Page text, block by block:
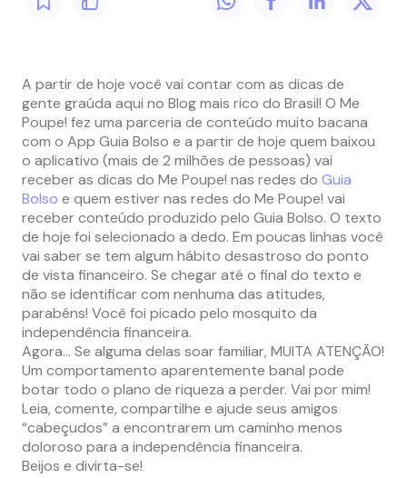
A partir de hoje você vai contar com as dicas de
gente graúda aqui no Blog mais rico do Brasil! O Me
Poupe! fez uma parceria de conteúdo muito bacana
com o App Guia Bolso e a partir de hoje quem baixou
o aplicativo (mais de 2 milhões de pessoas) vai
receber as dicas do Me Poupe! nas redes do Guia
Bolso e quem estiver nas redes do Me Poupe! vai
receber conteúdo produzido pelo Guia Bolso. O texto
de hoje foi selecionado a dedo. Em poucas linhas você
vai saber se tem algum hábito desastroso do ponto
de vista financeiro. Se chegar até o final do texto e
não se identificar com nenhuma das atitudes,
parabéns! Você foi picado pelo mosquito da
independência financeira.
Agora… Se alguma delas soar familiar, MUITA ATENÇÃO!
Um comportamento aparentemente banal pode
botar todo o plano de riqueza a perder. Vai por mim!
Leia, comente, compartilhe e ajude seus amigos
“cabeçudos” a encontrarem um caminho menos
doloroso para a independência financeira.
Beijos e divirta-se!